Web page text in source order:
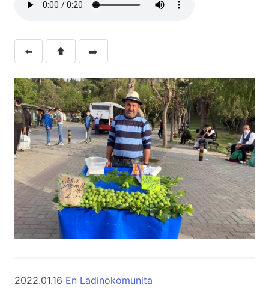
⬅️ ⬆️ ➡️
2022.01.16 En Ladinokomunita